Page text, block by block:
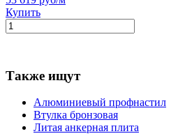
Купить
Также ищут
Алюминиевый профнастил
Втулка бронзовая
Литая анкерная плита